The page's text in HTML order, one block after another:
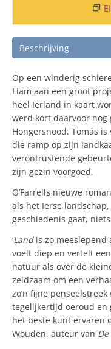
Beschrijving
Op een winderig
Liam aan een groot
heel Ierland in kaart
werd kort daarvoor nog
Hongersnood. Tomás
die ramp op zijn
verontrustende
zijn gezin voorgoed.
O’Farrells nieuwe
als het Ierse
geschiedenis gaat,
‘Land is zo meeslepend
voelt diep en vertelt
natuur als over de
zeldzaam om een
zo’n fijne
tegelijkertijd oeroud en
het beste kunt ervaren
Wouden, auteur van